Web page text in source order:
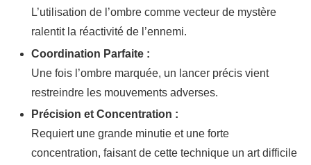
L’utilisation de l’ombre comme vecteur de mystère
ralentit la réactivité de l’ennemi.
Coordination Parfaite :
Une fois l’ombre marquée, un lancer précis vient
restreindre les mouvements adverses.
Précision et Concentration :
Requiert une grande minutie et une forte
concentration, faisant de cette technique un art difficile